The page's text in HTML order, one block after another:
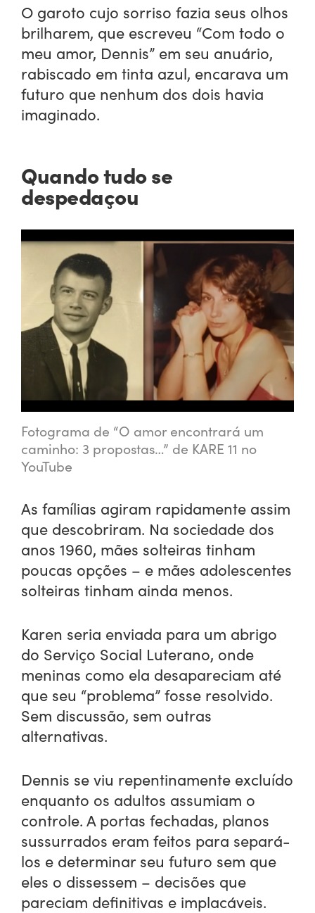
O garoto cujo sorriso fazia seus olhos
brilharem, que escreveu “Com todo o
meu amor, Dennis” em seu anuário,
rabiscado em tinta azul, encarava um
futuro que nenhum dos dois havia
imaginado.
Quando tudo se
despedaçou
Fotograma de “O amor encontrará um
caminho: 3 propostas…” de KARE 11 no
YouTube
As famílias agiram rapidamente assim
que descobriram. Na sociedade dos
anos 1960, mães solteiras tinham
poucas opções – e mães adolescentes
solteiras tinham ainda menos.
Karen seria enviada para um abrigo
do Serviço Social Luterano, onde
meninas como ela desapareciam até
que seu “problema” fosse resolvido.
Sem discussão, sem outras
alternativas.
Dennis se viu repentinamente excluído
enquanto os adultos assumiam o
controle. A portas fechadas, planos
sussurrados eram feitos para separá-
los e determinar seu futuro sem que
eles o dissessem – decisões que
pareciam definitivas e implacáveis.